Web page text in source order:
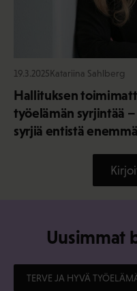
19.3.2025Katariina Sahlberg
Hallituksen
työelämän syrjintää
syrjiä entistä
Uusimmat
TERVE JA HYVÄ